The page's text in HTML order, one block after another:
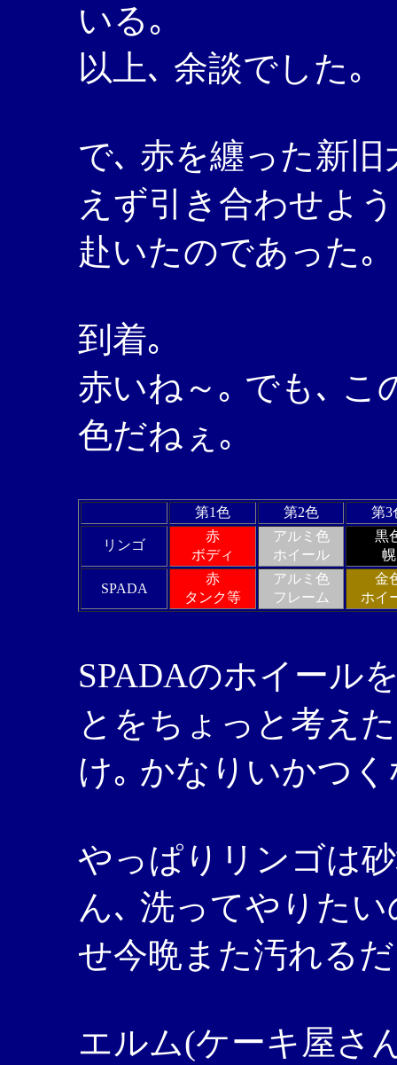
いる｡
以上､ 余談でした｡
で､ 赤を纏った新
えず引き合わせよ
赴いたのであった｡
到着｡
赤いね～｡ でも､ こ
色だねぇ｡
第1色 第2色 第3
リンゴ
赤
ボディ
アルミ色
ホイール
黒
幌
SPADA
赤
タンク等
アルミ色
フレーム
金
ホイ
SPADAのホイール
とをちょっと考え
け｡ かなりいかつ
やっぱりリンゴは
ん､ 洗ってやりた
せ今晩また汚れる
エルム(ケーキ屋さ